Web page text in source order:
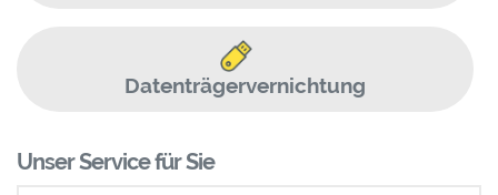
Datenträgervernichtung
Unser Service für Sie